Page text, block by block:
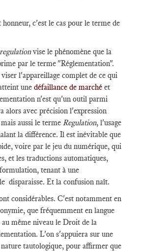
c'est le cas pour le terme de
regulationvise le phénomène que la
par le terme "Réglementation".
l'appareillage complet de ce qui
une défaillance de marché et
n'est qu'un outil parmi
alors avec précision l'expression
aussi le terme Regulation, l'usage
la différence. Il est inévitable que
voire par le jeu du numérique, qui
et les traductions automatiques,
tenant à une
disparaisse. Et la confusion naît.
considérables. C'est notamment en
que fréquemment en langue
même niveau le Droit de la
L'on s'appuiera sur une
tautologique, pour affirmer que